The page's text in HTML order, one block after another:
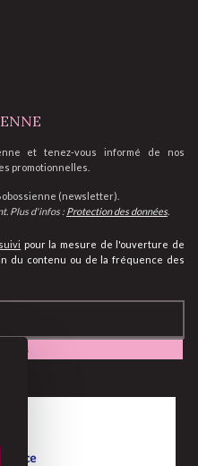
et tenez-vous informé de nos
promotionnelles.
(newsletter).
Plus d'infos : Protection des données.
pour la mesure de l'ouverture de
du contenu ou de la fréquence des